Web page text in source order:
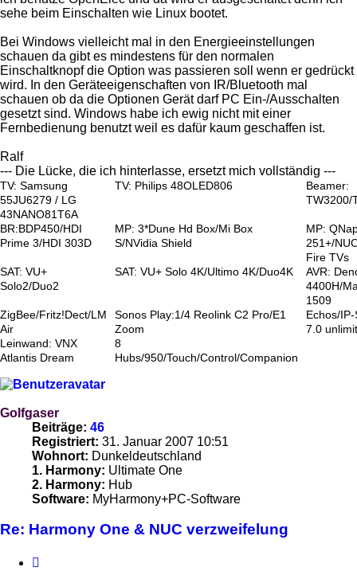
sehe beim Einschalten wie Linux bootet.
Bei Windows vielleicht mal in den Energieeinstellungen
schauen da gibt es mindestens für den normalen
Einschaltknopf die Option was passieren soll wenn er gedrückt
wird. In den Geräteeigenschaften von IR/Bluetooth mal
schauen ob da die Optionen Gerät darf PC Ein-/Ausschalten
gesetzt sind. Windows habe ich ewig nicht mit einer
Fernbedienung benutzt weil es dafür kaum geschaffen ist.
Ralf
--- Die Lücke, die ich hinterlasse, ersetzt mich vollständig ---
TV: Samsung
55JU6279 / LG
43NANO81T6A
TV: Philips 48OLED806
Beamer:
TW3200/
BR:BDP450/HDI
Prime 3/HDI 303D
MP: 3*Dune Hd Box/Mi Box
S/NVidia Shield
MP:
251+/
Fire TVs
SAT: VU+
Solo2/Duo2
SAT: VU+ Solo 4K/Ultimo 4K/Duo4K
AVR:
4400H/
1509
ZigBee/Fritz!Dect/LM
Air
Sonos Play:1/4 Reolink C2 Pro/E1
Zoom
Echos/
7.0
Leinwand: VNX
Atlantis Dream
8
Hubs/950/Touch/Control/Companion
Golfgaser
Beiträge: 46
Registriert: 31. Januar 2007 10:51
Wohnort: Dunkeldeutschland
1. Harmony: Ultimate One
2. Harmony: Hub
Software: MyHarmony+PC-Software
Re: Harmony One & NUC verzweifelung